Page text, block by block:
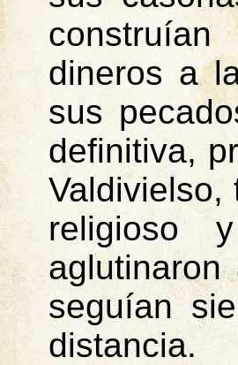
dineros a
sus
definitiva,
Valdivielso,
religioso
seguían
distancia.